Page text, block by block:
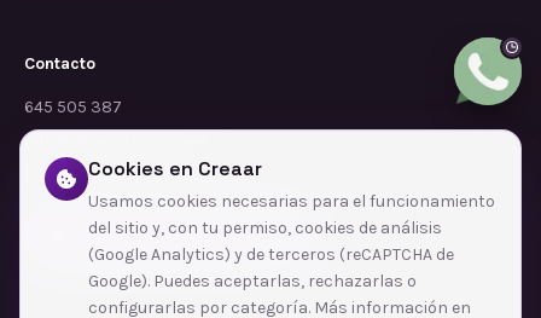
Contacto
645 505 387
info@dependalium.com
Mataró (Barcelona)
Déjanos tu reseña en Google
Cookies en Creaar
Usamos cookies necesarias para el funcionamiento
del sitio y, con tu permiso, cookies de análisis
(Google Analytics) y de terceros (reCAPTCHA de
Google). Puedes aceptarlas, rechazarlas o
configurarlas por categoría. Más información en